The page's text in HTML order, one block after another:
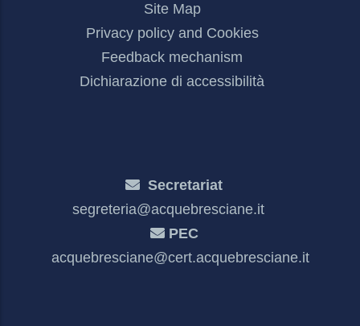
Site Map
Privacy policy and Cookies
Feedback mechanism
Dichiarazione di accessibilità
Secretariat
segreteria@acquebresciane.it
PEC
acquebresciane@cert.acquebresciane.it